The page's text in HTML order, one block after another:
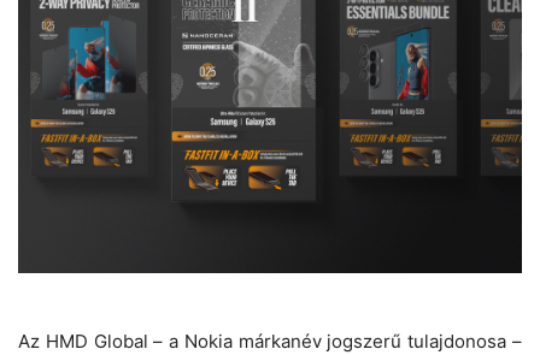
Az HMD Global – a Nokia márkanév jogszerű tulajdonosa –